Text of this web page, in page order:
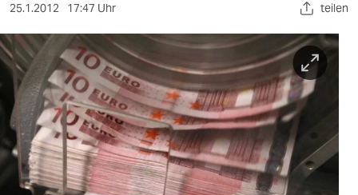
sport
berlin
nord
wahrheit
verlag
25.1.2012 17:47 Uhr teilen